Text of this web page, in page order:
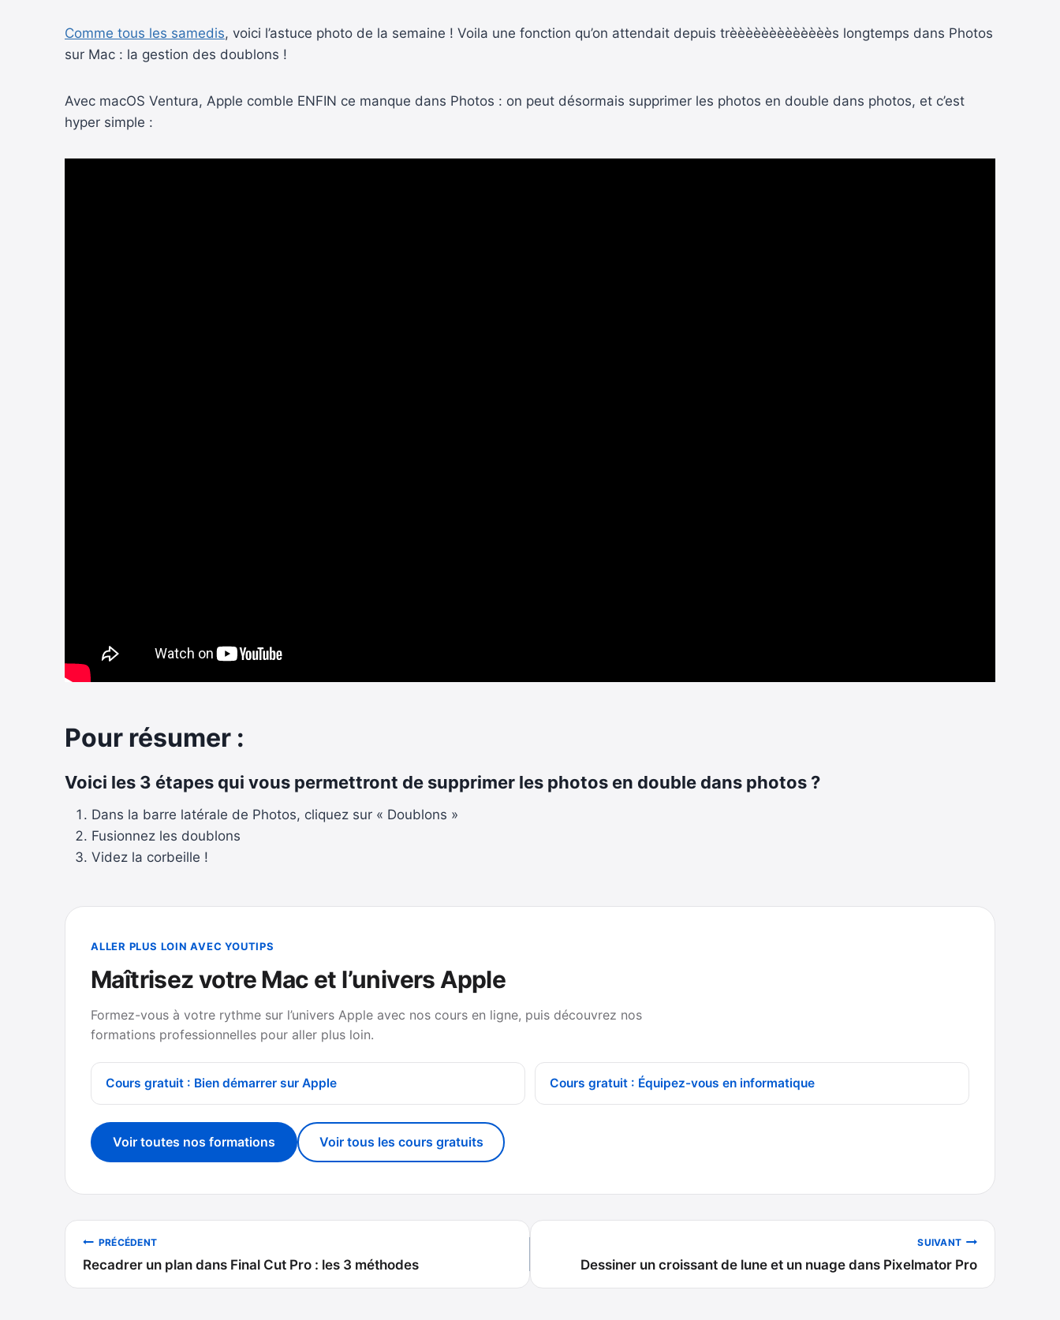
Comme tous les samedis, voici l’astuce photo de la semaine ! Voila une fonction qu’on attendait depuis trèèèèèèèèèèèèès longtemps dans Photos
sur Mac : la gestion des doublons !
Avec macOS Ventura, Apple comble ENFIN ce manque dans Photos : on peut désormais supprimer les photos en double dans photos, et c’est
hyper simple :
Pour résumer :
Voici les 3 étapes qui vous permettront de supprimer les photos en double dans photos ?
Dans la barre latérale de Photos, cliquez sur « Doublons »
Fusionnez les doublons
Videz la corbeille !
ALLER PLUS LOIN AVEC YOUTIPS
Maîtrisez votre Mac et l’univers Apple
Formez-vous à votre rythme sur l’univers Apple avec nos cours en ligne, puis découvrez nos
formations professionnelles pour aller plus loin.
Cours gratuit : Bien démarrer sur Apple Cours gratuit : Équipez-vous en informatique
Voir toutes nos formations Voir tous les cours gratuits
Navigation
de
PRÉCÉDENT
Recadrer un plan dans Final Cut Pro : les 3 méthodes
SUIVANT
Dessiner un croissant de lune et un nuage dans Pixelmator Pro